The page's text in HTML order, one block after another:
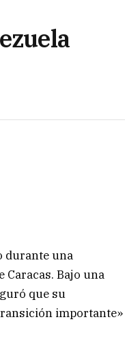
durante una
Bajo una
que su
importante»